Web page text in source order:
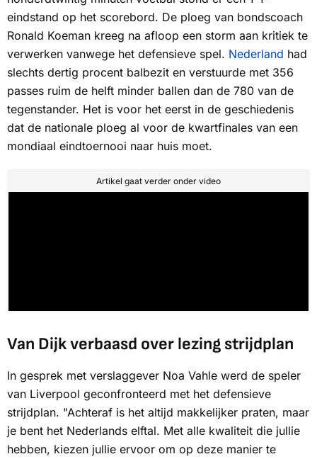
eindstand op het scorebord. De ploeg van bondscoach
Ronald Koeman kreeg na afloop een storm aan kritiek te
verwerken vanwege het defensieve spel. Nederland had
slechts dertig procent balbezit en verstuurde met 356
passes ruim de helft minder ballen dan de 780 van de
tegenstander. Het is voor het eerst in de geschiedenis
dat de nationale ploeg al voor de kwartfinales van een
mondiaal eindtoernooi naar huis moet.
Artikel gaat verder onder video
Van Dijk verbaasd over lezing strijdplan
In gesprek met verslaggever Noa Vahle werd de speler
van Liverpool geconfronteerd met het defensieve
strijdplan. "Achteraf is het altijd makkelijker praten, maar
je bent het Nederlands elftal. Met alle kwaliteit die jullie
hebben, kiezen jullie ervoor om op deze manier te